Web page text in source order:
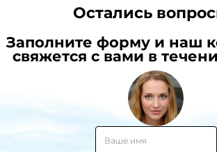
Остались
Заполните форму и наш
свяжется с вами в